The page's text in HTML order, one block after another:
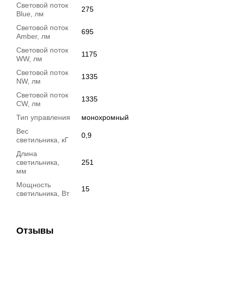
Световой поток
Blue, лм
275
Световой поток
Amber, лм
695
Световой поток
WW, лм
1175
Световой поток
NW, лм
1335
Световой поток
CW, лм
1335
Тип управления
монохромный
Вес
светильника, кГ
0,9
Длина
светильника,
мм
251
Мощность
светильника, Вт
15
Отзывы